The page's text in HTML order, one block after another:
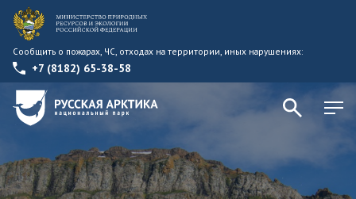
Сообщить о пожарах, ЧС, отходах на территории, иных нарушениях:
+7 (8182) 65-38-58